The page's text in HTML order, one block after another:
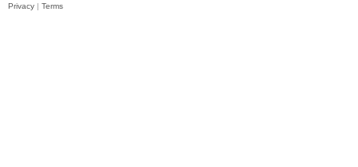
Privacy | Terms